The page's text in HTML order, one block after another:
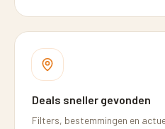
Deals sneller gevonden
Filters, bestemmingen en